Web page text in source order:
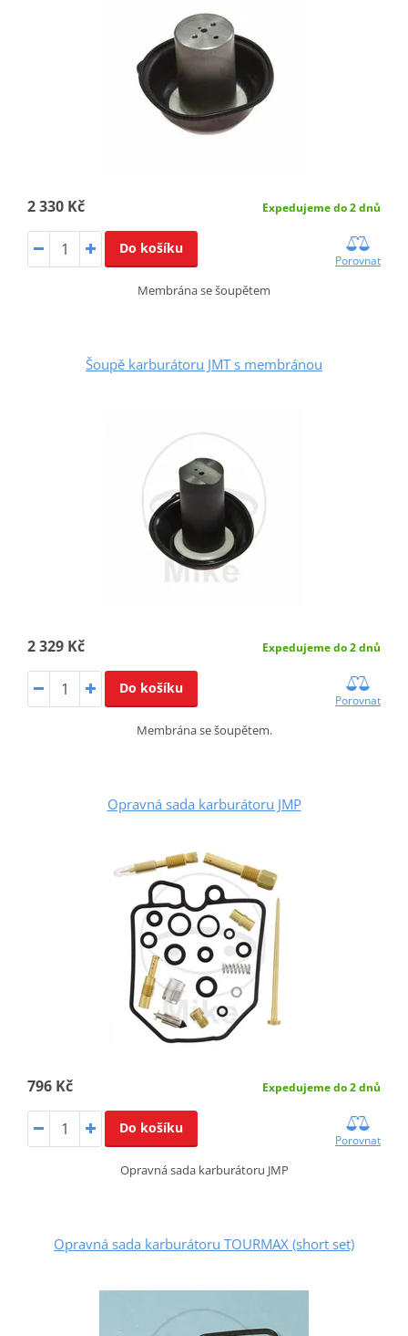
2 330 Kč Expedujeme do 2 dnů
Do košíku
Porovnat
Membrána se šoupětem
Šoupě karburátoru JMT s membránou
2 329 Kč Expedujeme do 2 dnů
Do košíku
Porovnat
Membrána se šoupětem.
Opravná sada karburátoru JMP
796 Kč Expedujeme do 2 dnů
Do košíku
Porovnat
Opravná sada karburátoru JMP
Opravná sada karburátoru TOURMAX (short set)